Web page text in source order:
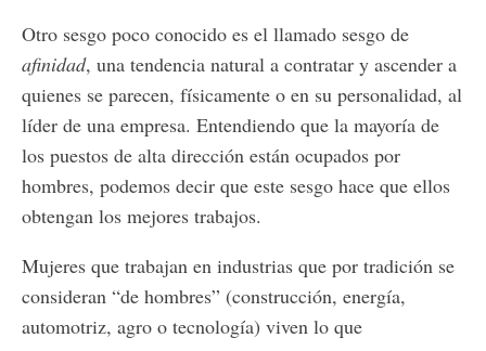
Otro sesgo poco conocido es el llamado sesgo de
afinidad, una tendencia natural a contratar y ascender a
quienes se parecen, físicamente o en su personalidad, al
líder de una empresa. Entendiendo que la mayoría de
los puestos de alta dirección están ocupados por
hombres, podemos decir que este sesgo hace que ellos
obtengan los mejores trabajos.
Mujeres que trabajan en industrias que por tradición se
consideran “de hombres” (construcción, energía,
automotriz, agro o tecnología) viven lo que